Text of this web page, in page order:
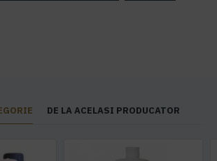
DE LA ACELASI PRODUCATOR